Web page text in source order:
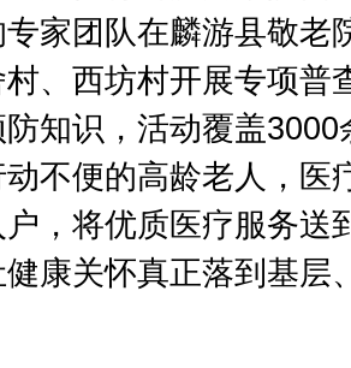
专家团队在麟游县敬老
、西坊村开展专项普
知识，活动覆盖3000
动不便的高龄老人，医
，将优质医疗服务送
康关怀真正落到基层